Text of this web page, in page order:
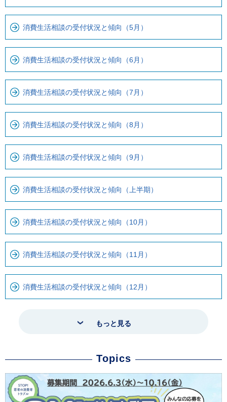
で
す
カ
ル
ビ
で
す
消費生活相談の受付状況と傾向（5月）
消費生活相談の受付状況と傾向（6月）
消費生活相談の受付状況と傾向（7月）
消費生活相談の受付状況と傾向（8月）
消費生活相談の受付状況と傾向（9月）
消費生活相談の受付状況と傾向（上半期）
消費生活相談の受付状況と傾向（10月）
消費生活相談の受付状況と傾向（11月）
消費生活相談の受付状況と傾向（12月）
もっと見る
Topics